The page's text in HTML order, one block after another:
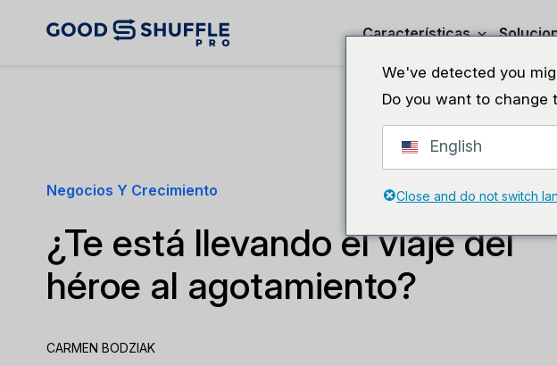
Características
Negocios Y Crecimiento
¿Te está llevando el viaje del
héroe al agotamiento?
CARMEN BODZIAK
We've detected you
Do you want to change
English
Close and do not switch